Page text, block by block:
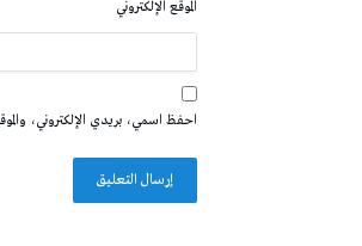
الموقع الإلكتروني
احفظ اسمي، بريدي الإلكتروني،